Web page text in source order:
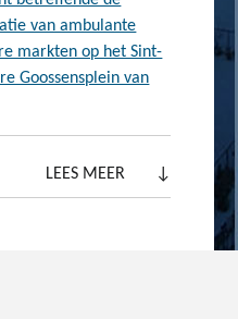
van ambulante
markten op het Sint-
Goossensplein van
LEES MEER ↓